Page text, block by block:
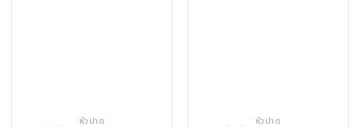
หัวปาด หัวปาด